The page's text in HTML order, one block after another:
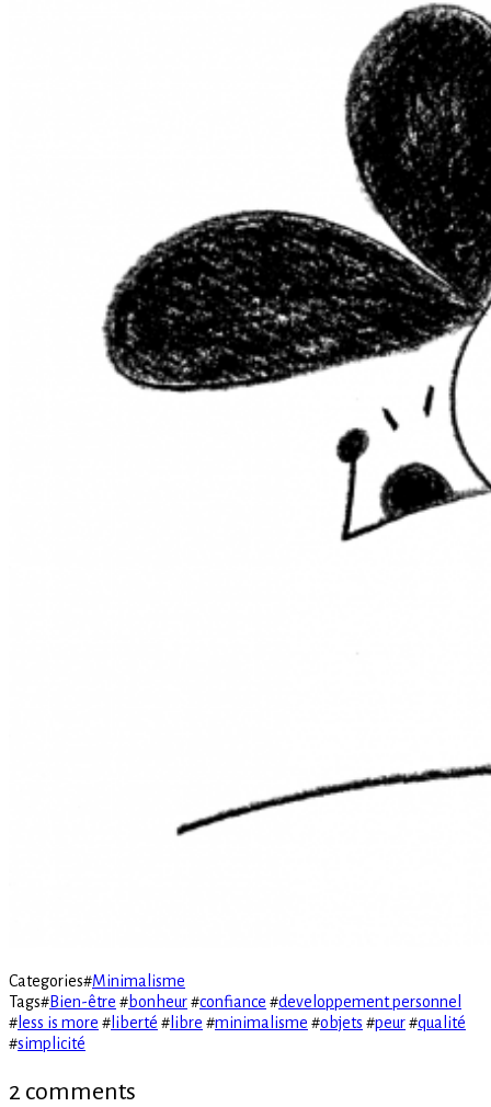
Categories#Minimalisme
Tags#Bien-être #bonheur#confiance #developpement personnel
# less is more # liberté # libre #minimalisme #objets #peur#qualité
#simplicité
2 comments